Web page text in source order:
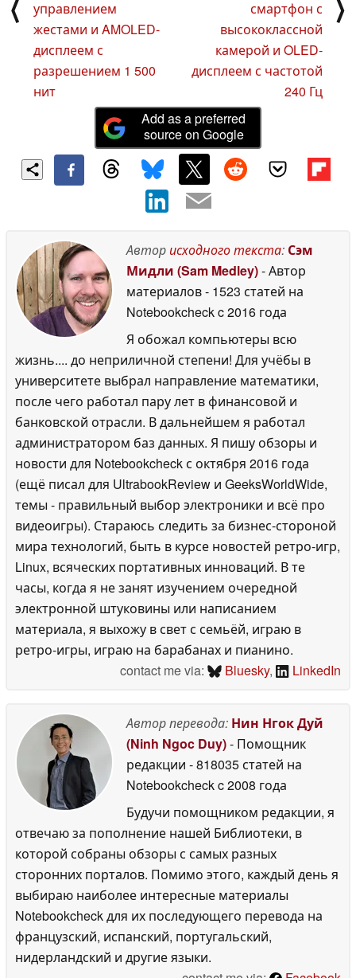
⟨
управлением
жестами и AMOLED-
дисплеем с
разрешением 1 500
нит
смартфон с
высококлассной
камерой и OLED-
дисплеем с частотой
240 Гц
⟩
Add as a preferred
source on Google
Авторисходного текста: Сэм
Мидли (Sam Medley)- Автор
материалов- 1523 статей на
Notebookcheckc 2016 года
Я обожал компьютеры всю
жизнь.... до неприличной степени! Для учёбы в
университете выбрал направление математики,
после чего работал пару лет в финансовой и
банковской отрасли. В дальнейшем я работал
администратором баз данных. Я пишу обзоры и
новости для Notebookcheck с октября 2016 года
(ещё писал для UltrabookReview и GeeksWorldWide,
темы - правильный выбор электроники и всё про
видеоигры). Стараюсь следить за бизнес-стороной
мира технологий, быть в курсе новостей ретро-игр,
Linux, всяческих портативных инноваций. В те
часы, когда я не занят изучением очередной
электронной штуковины или написанием
материала, я выхожу в свет с семьёй, играю в
ретро-игры, играю на барабанах и пианино.
contact me via:
Bluesky, LinkedIn
Автор перевода: Нин Нгок Дуй
(Ninh Ngoc Duy)- Помощник
редакции - 818035 статей на
Notebookcheckc 2008 года
Будучи помощником редакции, я
отвечаю за пополнение нашей Библиотеки, в
которой собраны обзоры с самых разных
сторонних порталов. Помимо этого, каждый день я
выбираю наиболее интересные материалы
Notebookcheck для их последующего перевода на
французский, испанский, португальский,
нидерландский и другие языки.